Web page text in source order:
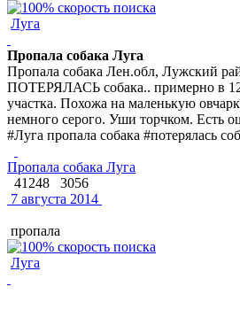
Луга
Пропала собака Луга
Пропала собака Лен.обл, Лужский
ПОТЕРЯЛАСЬ собака.. примерно в
участка. Похожа на маленькую
немного серого. Уши торчком. Есть
#Луга пропала собака #потерялась
Пропала собака Луга
41248
3056
7 августа 2014
пропала
Луга